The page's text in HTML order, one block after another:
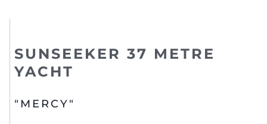
SUNSEEKER 37 METRE
YACHT
"MERCY"